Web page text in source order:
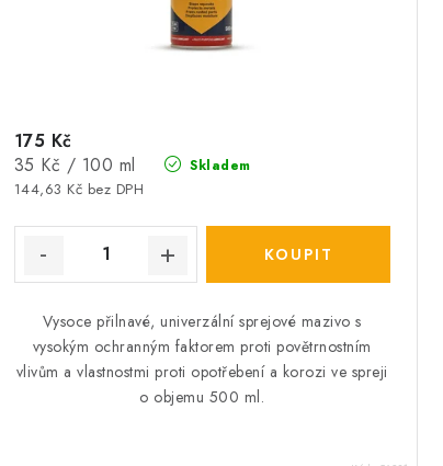
Skladem
144,63 Kč bez DPH
175 Kč
Měrná
cena:
35 Kč / 100 ml
Vysoce přilnavé, univerzální sprejové mazivo s
vysokým ochranným faktorem proti povětrnostním
vlivům a vlastnostmi proti opotřebení a korozi ve spreji
o objemu 500 ml.